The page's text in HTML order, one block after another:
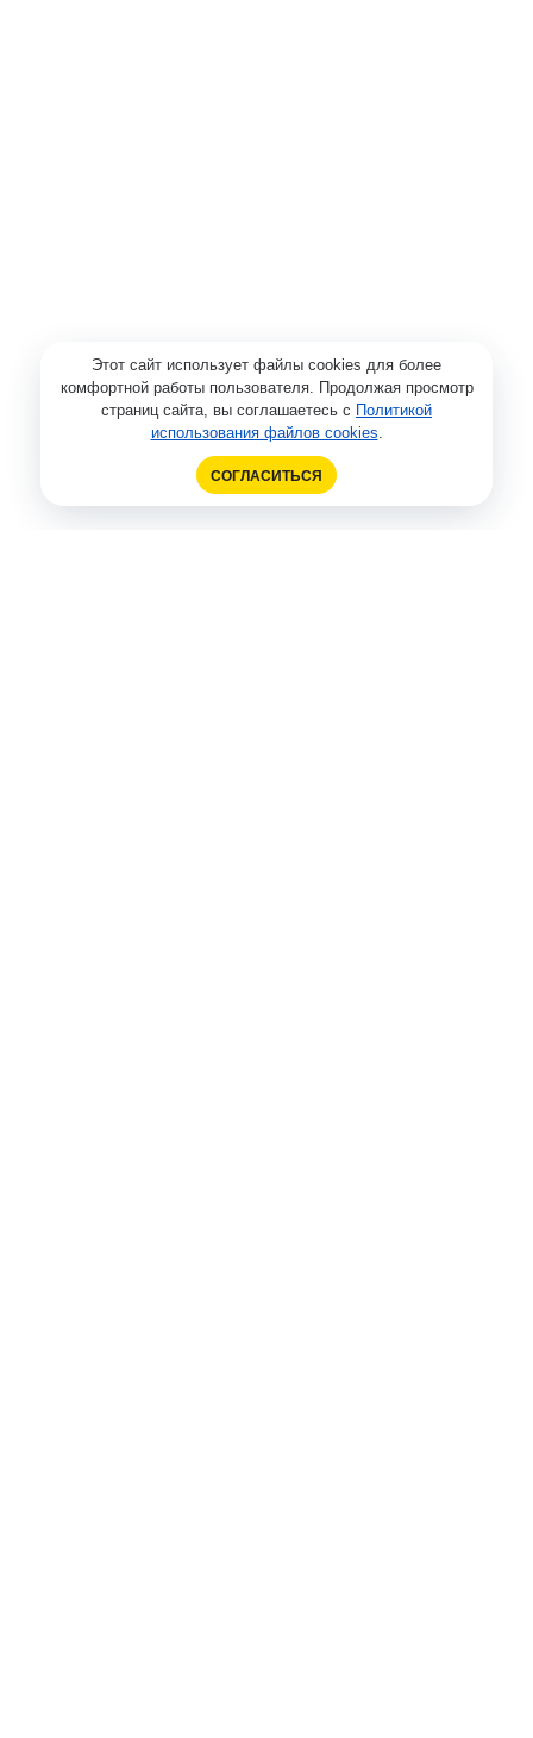
Этот сайт использует файлы cookies для более
комфортной работы пользователя. Продолжая просмотр
страниц сайта, вы соглашаетесь с Политикой
использования файлов cookies.
СОГЛАСИТЬСЯ